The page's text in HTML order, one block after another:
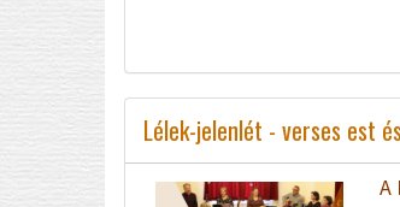
Lélek-jelenlét - verses est
A